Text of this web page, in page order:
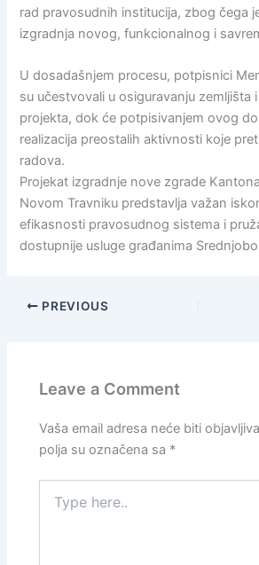
rad pravosudnih institucija, zbog čega
izgradnja novog, funkcionalnog i
U dosadašnjem procesu, potpisnici
su učestvovali u osiguravanju zemljišta
projekta, dok će potpisivanjem ovog
realizacija preostalih aktivnosti koje
radova.
Projekat izgradnje nove zgrade
Novom Travniku predstavlja važan
efikasnosti pravosudnog sistema i
dostupnije usluge građanima
PREVIOUS
Leave a Comment
Vaša email adresa neće biti
polja su označena sa *
here..